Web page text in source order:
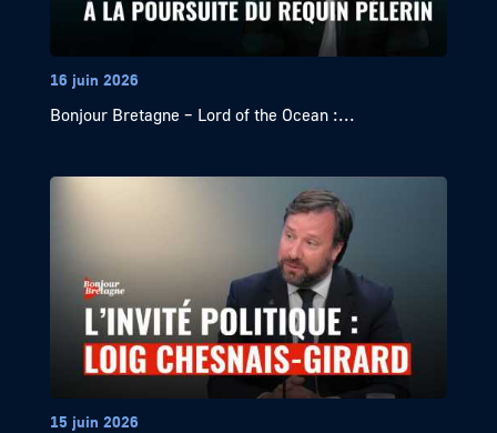
16 juin 2026
Bonjour Bretagne – Lord of the Ocean :...
15 juin 2026